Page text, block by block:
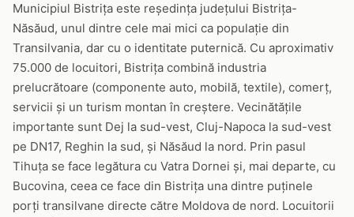
Municipiul Bistrița este reședința județului Bistrița-
Năsăud, unul dintre cele mai mici ca populație din
Transilvania, dar cu o identitate puternică. Cu aproximativ
75.000 de locuitori, Bistrița combină industria
prelucrătoare (componente auto, mobilă, textile), comerț,
servicii și un turism montan în creștere. Vecinătățile
importante sunt Dej la sud-vest, Cluj-Napoca la sud-vest
pe DN17, Reghin la sud, și Năsăud la nord. Prin pasul
Tihuța se face legătura cu Vatra Dornei și, mai departe, cu
Bucovina, ceea ce face din Bistrița una dintre puținele
porți transilvane directe către Moldova de nord. Locuitorii